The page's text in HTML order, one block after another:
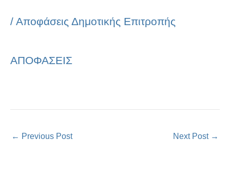
/ Αποφάσεις Δημοτικής Επιτροπής
ΑΠΟΦΑΣΕΙΣ
← Previous Post Next Post →